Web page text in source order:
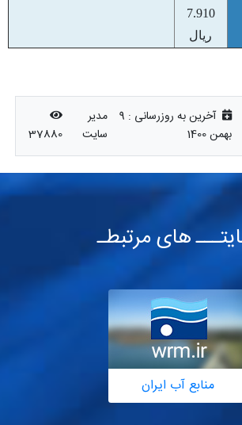
7.910
ریال
آخرین به روزرسانی : 9
بهمن 1400
مدیر
سایت
37880
های مرتبطـ
منابع آب ایران